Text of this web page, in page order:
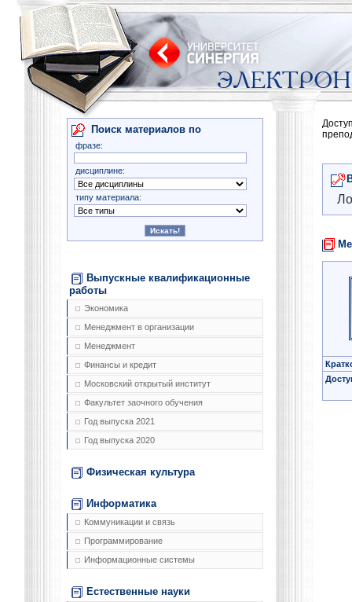
Поиск материалов по
фразе:
дисциплине:
типу материала:
Выпускные квалификационные
работы
Экономика
Менеджмент в организации
Менеджмент
Финансы и кредит
Московский открытый институт
Факультет заочного обучения
Год выпуска 2021
Год выпуска 2020
Физическая культура
Информатика
Коммуникации и связь
Программирование
Информационные системы
Естественные науки